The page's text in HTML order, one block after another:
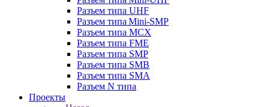
Разъем типа UHF
Разъем типа Mini-SMP
Разъем типа MCX
Разъем типа FME
Разъем типа SMP
Разъем типа SMB
Разъем типа SMA
Разъем N типа
Проекты